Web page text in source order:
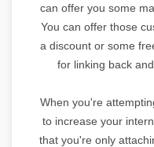
can offer you some
You can offer those
a discount or some
for linking back
When you're
to increase your
that you're only